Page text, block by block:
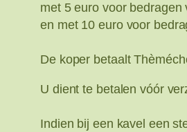
met 5 euro voor bedragen
en met 10 euro voor
De koper betaalt
U dient te betalen vóór
Indien bij een kavel een